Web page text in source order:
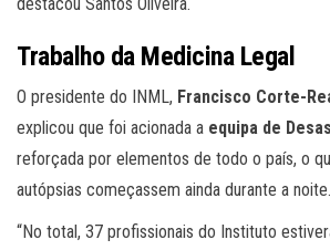
Trabalho da Medicina Legal
O presidente do INML, Francisco Corte-
explicou que foi acionada a equipa de
reforçada por elementos de todo o país, o
autópsias começassem ainda durante a noite.
“No total, 37 profissionais do Instituto